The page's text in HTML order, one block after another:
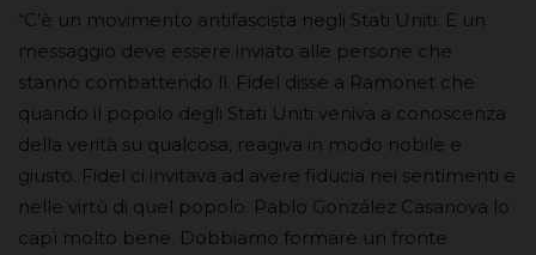
“C’è un movimento antifascista negli Stati Uniti. E un
messaggio deve essere inviato alle persone che
stanno combattendo lì. Fidel disse a Ramonet che
quando il popolo degli Stati Uniti veniva a conoscenza
della verità su qualcosa, reagiva in modo nobile e
giusto. Fidel ci invitava ad avere fiducia nei sentimenti e
nelle virtù di quel popolo. Pablo González Casanova lo
capì molto bene. Dobbiamo formare un fronte